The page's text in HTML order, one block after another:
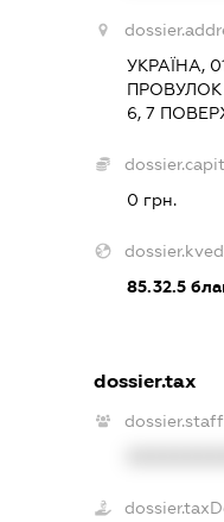
УКРАЇНА,
6, 7
0 грн.
85.32.5
dossier.tax
dossier.staff